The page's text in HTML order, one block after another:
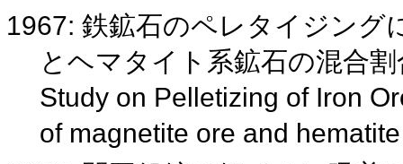
1967: 鉄鉱石のペレタイジング
とヘマタイト系鉱石の混合
Study on Pelletizing of Iron
of magnetite ore and